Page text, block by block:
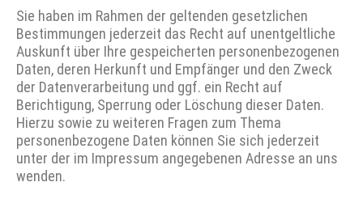
Sie haben im Rahmen der geltenden gesetzlichen
Bestimmungen jederzeit das Recht auf unentgeltliche
Auskunft über Ihre gespeicherten personenbezogenen
Daten, deren Herkunft und Empfänger und den Zweck
der Datenverarbeitung und ggf. ein Recht auf
Berichtigung, Sperrung oder Löschung dieser Daten.
Hierzu sowie zu weiteren Fragen zum Thema
personenbezogene Daten können Sie sich jederzeit
unter der im Impressum angegebenen Adresse an uns
wenden.